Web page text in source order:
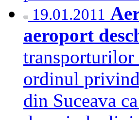
19.01.2011
aeroport
transporturilor
ordinul
din Suceava